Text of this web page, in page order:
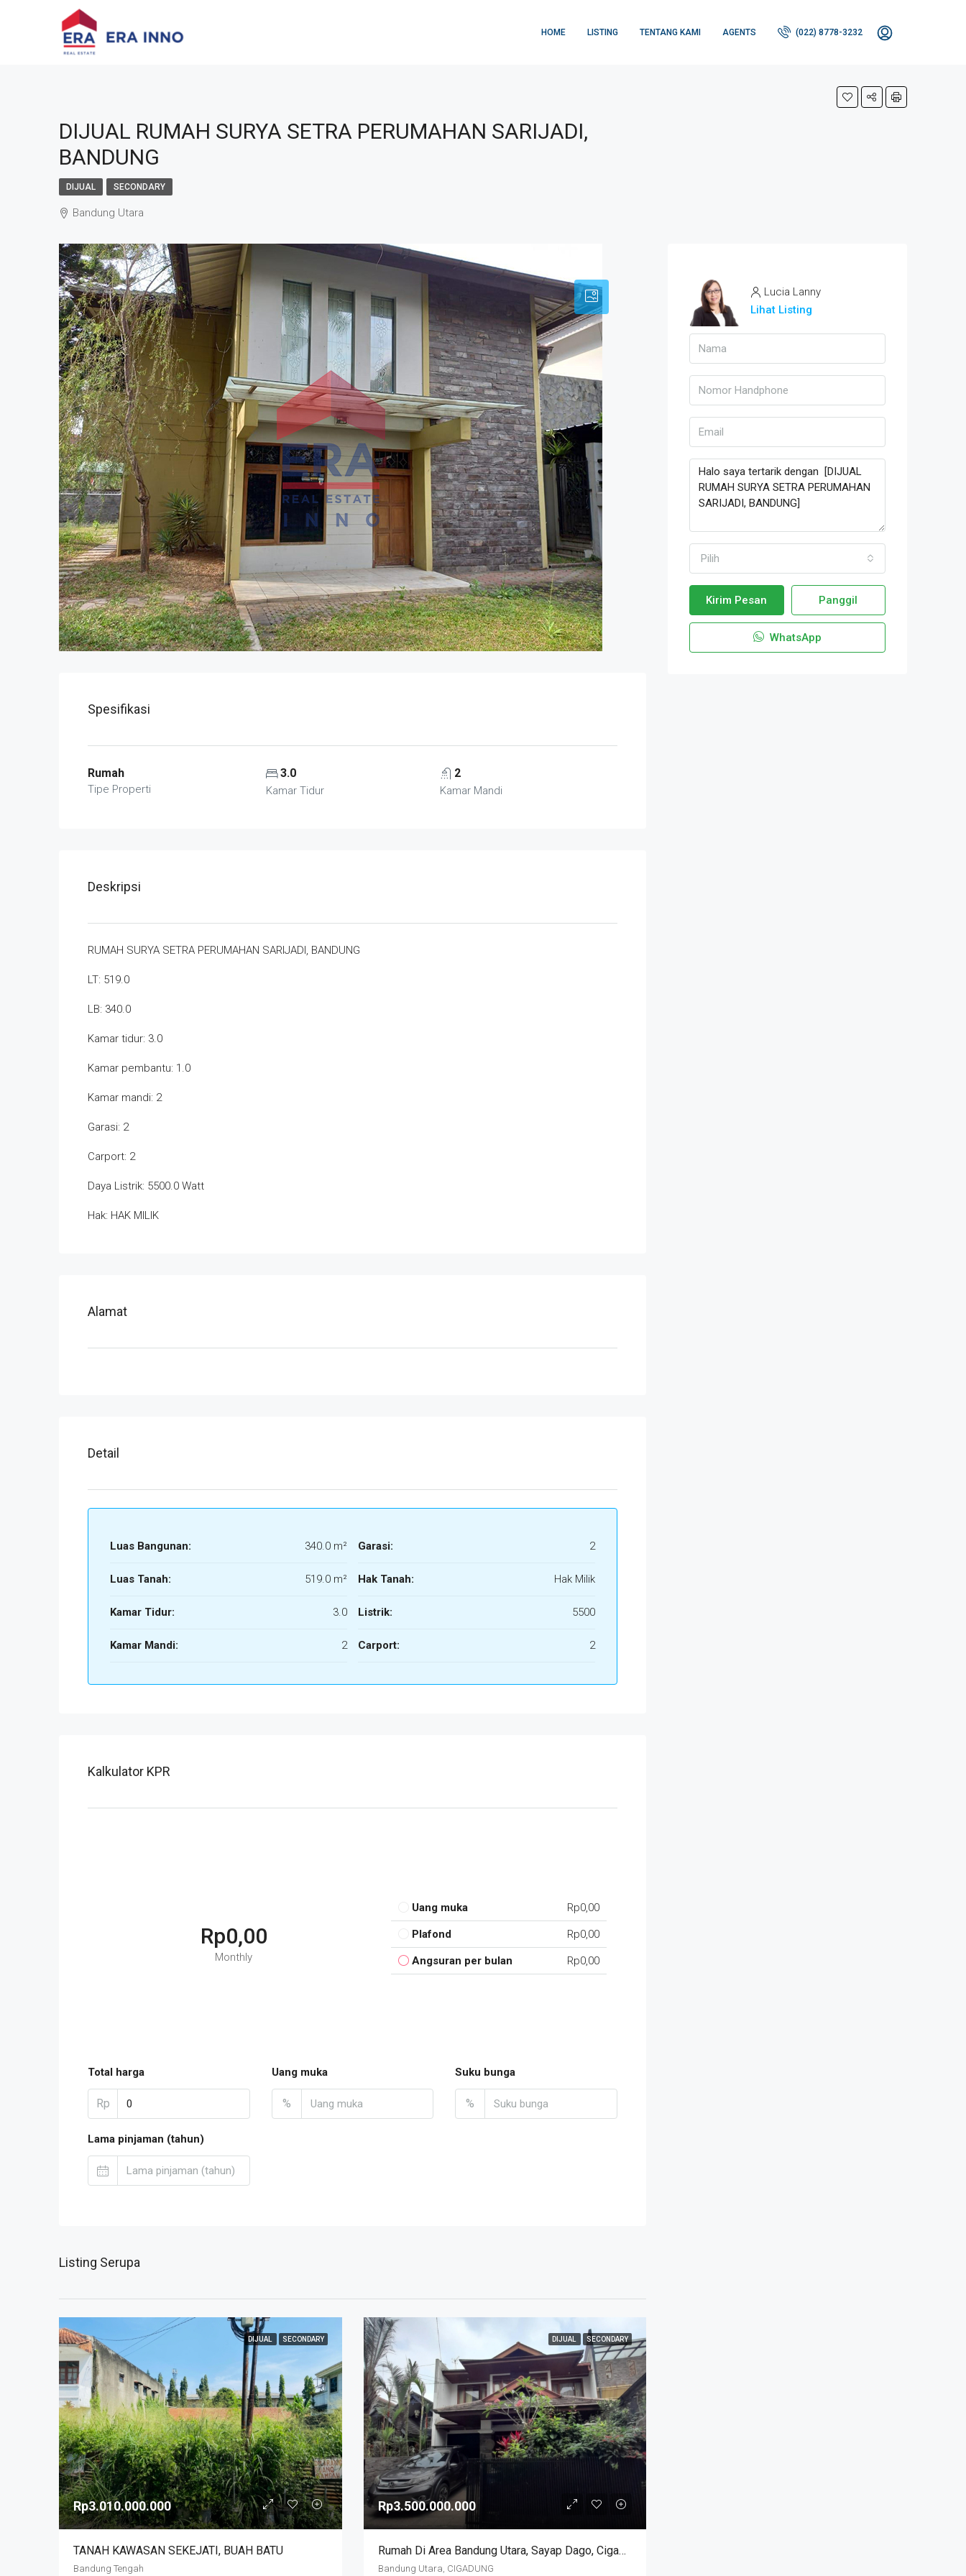
HOME LISTING TENTANG KAMI AGENTS (022) 8778-3232
DIJUAL RUMAH SURYA SETRA PERUMAHAN SARIJADI,
BANDUNG
DIJUAL SECONDARY
Bandung Utara
Spesifikasi
Rumah
Tipe Properti
3.0
Kamar Tidur
2
Kamar Mandi
Deskripsi
RUMAH SURYA SETRA PERUMAHAN SARIJADI, BANDUNG
LT: 519.0
LB: 340.0
Kamar tidur: 3.0
Kamar pembantu: 1.0
Kamar mandi: 2
Garasi: 2
Carport: 2
Daya Listrik: 5500.0 Watt
Hak: HAK MILIK
Alamat
Detail
Luas Bangunan: 340.0 m²
Luas Tanah: 519.0 m²
Kamar Tidur: 3.0
Kamar Mandi: 2
Garasi: 2
Hak Tanah: Hak Milik
Listrik: 5500
Carport: 2
Kalkulator KPR
Rp0,00
Monthly
Uang muka Rp0,00
Plafond Rp0,00
Angsuran per bulan Rp0,00
Total harga
Rp
Uang muka
%
Suku bunga
%
Lama pinjaman (tahun)
Listing Serupa
DIJUAL SECONDARY
Rp3.010.000.000
TANAH KAWASAN SEKEJATI, BUAH BATU
Bandung Tengah
DIJUAL SECONDARY
Rp3.500.000.000
Rumah Di Area Bandung Utara, Sayap Dago, Cigadung.
Bandung Utara, CIGADUNG
Lucia Lanny
Lihat Listing
Pilih
Kirim Pesan Panggil
WhatsApp